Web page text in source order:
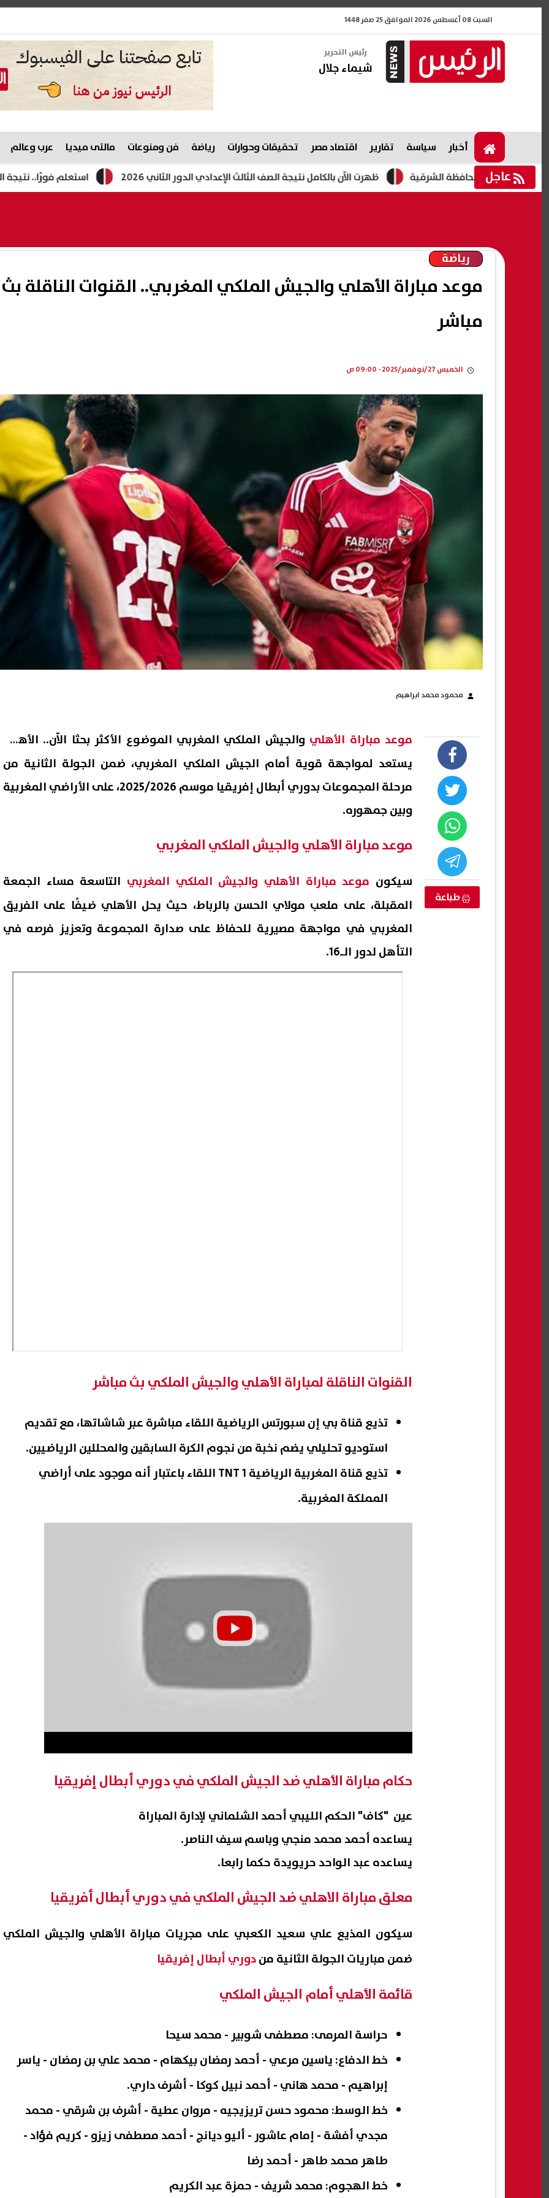
السبت 08 أغسطس 2026 الموافق 25 صفر 1448
رئيس التحرير
شيماء جلال
أخبار سياسة تقارير اقتصاد مصر تحقيقات وحوارات رياضة فن ومنوعات مالتى ميديا عرب وعالم
عاجل استعلم فورًا.. نتيجة الدور الثاني للصف ظهرت الآن بالكامل نتيجة الصف الثالث الإعدادي الدور الثاني 2026
رياضة
موعد مباراة الأهلي والجيش الملكي المغربي.. القنوات الناقلة بث
مباشر
الخميس 27/نوفمبر/2025 - 09:00 ص
محمود محمد ابراهيم
طباعة
موعد مباراة الأهلي والجيش الملكي المغربي الموضوع الأكثر بحثا الآن.. الأهلي
يستعد لمواجهة قوية أمام الجيش الملكي المغربي، ضمن الجولة الثانية من
مرحلة المجموعات بدوري أبطال إفريقيا موسم 2025/2026، على الأراضي المغربية
وبين جمهوره.
موعد مباراة الأهلي والجيش الملكي المغربي
سيكون موعد مباراة الأهلي والجيش الملكي المغربي التاسعة مساء الجمعة
المقبلة، على ملعب مولاي الحسن بالرباط، حيث يحل الأهلي ضيفًا على الفريق
المغربي في مواجهة مصيرية للحفاظ على صدارة المجموعة وتعزيز فرصه في
التأهل لدور الـ16.
القنوات الناقلة لمباراة الأهلي والجيش الملكي بث مباشر
تذيع قناة بي إن سبورتس الرياضية اللقاء مباشرة عبر شاشاتها، مع تقديم
استوديو تحليلي يضم نخبة من نجوم الكرة السابقين والمحللين الرياضيين.
تذيع قناة المغربية الرياضية 1 TNT اللقاء باعتبار أنه موجود على أراضي
المملكة المغربية.
حكام مباراة الأهلي ضد الجيش الملكي في دوري أبطال إفريقيا
عين "كاف" الحكم الليبي أحمد الشلماني لإدارة المباراة
يساعده أحمد محمد منجي وباسم سيف الناصر.
يساعده عبد الواحد حريويدة حكما رابعا.
معلق مباراة الاهلي ضد الجيش الملكي في دوري أبطال أفريقيا
سيكون المذيع علي سعيد الكعبي على مجريات مباراة الأهلي والجيش الملكي
ضمن مباريات الجولة الثانية مندوري أبطال إفريقيا
قائمة الأهلي أمام الجيش الملكي
حراسة المرمى: مصطفى شوبير - محمد سيحا
خط الدفاع: ياسين مرعي - أحمد رمضان بيكهام - محمد علي بن رمضان - ياسر
إبراهيم - محمد هاني - أحمد نبيل كوكا - أشرف داري.
خط الوسط: محمود حسن تريزيجيه - مروان عطية - أشرف بن شرقي - محمد
مجدي أفشة - إمام عاشور - أليو ديانج - أحمد مصطفى زيزو - كريم فؤاد -
طاهر محمد طاهر - أحمد رضا
خط الهجوم: محمد شريف - حمزة عبد الكريم